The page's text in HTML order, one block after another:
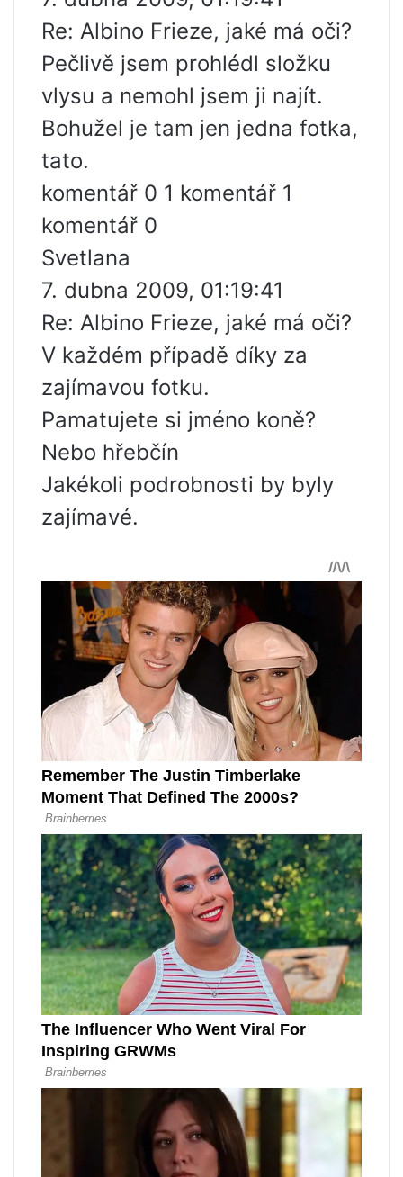
Re: Albino Frieze, jaké má oči?
Pečlivě jsem prohlédl složku
vlysu a nemohl jsem ji najít.
Bohužel je tam jen jedna fotka,
tato.
komentář 0 1 komentář 1
komentář 0
Svetlana
7. dubna 2009, 01:19:41
Re: Albino Frieze, jaké má oči?
V každém případě díky za
zajímavou fotku.
Pamatujete si jméno koně?
Nebo hřebčín
Jakékoli podrobnosti by byly
zajímavé.